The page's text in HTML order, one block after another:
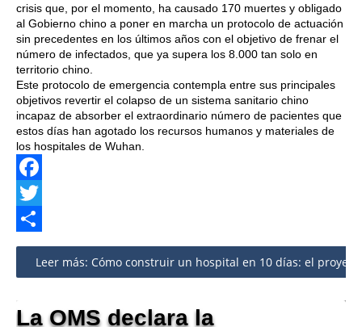
crisis que, por el momento, ha causado 170 muertes y obligado
al Gobierno chino a poner en marcha un protocolo de actuación
sin precedentes en los últimos años con el objetivo de frenar el
número de infectados, que ya supera los 8.000 tan solo en
territorio chino.
Este protocolo de emergencia contempla entre sus principales
objetivos revertir el colapso de un sistema sanitario chino
incapaz de absorber el extraordinario número de pacientes que
estos días han agotado los recursos humanos y materiales de
los hospitales de Wuhan.
Facebook
Twitter
Share
Leer más: Cómo construir un hospital en 10 días: el
La OMS declara la